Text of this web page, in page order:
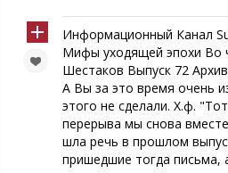
Информационный Канал
Мифы уходящей эпохи Во
Шестаков Выпуск 72
А Вы за это время очень
этого не сделали. Х.ф.
перерыва мы снова
шла речь в прошлом
пришедшие тогда письма,